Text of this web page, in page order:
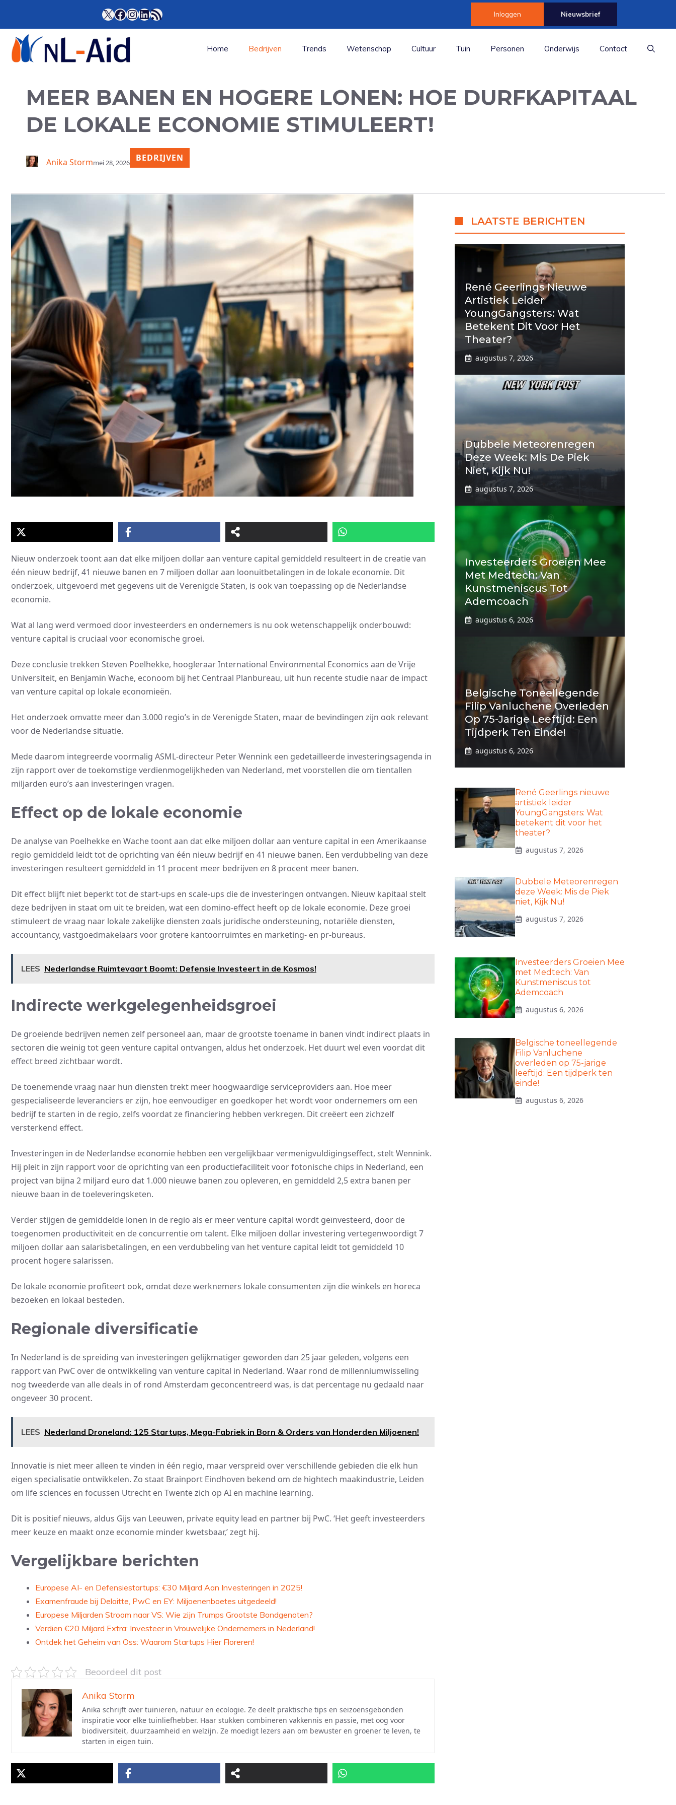
inhoud
X Facebook
Instagram
LinkedIn
RSS Feed Inloggen Nieuwsbrief
Home Bedrijven Trends Wetenschap Cultuur Tuin Personen Onderwijs Contact
MEER BANEN EN HOGERE LONEN: HOE DURFKAPITAAL
DE LOKALE ECONOMIE STIMULEERT!
Anika Stormmei 28, 2026 BEDRIJVEN
Nieuw onderzoek toont aan dat elke miljoen dollar aan venture capital gemiddeld resulteert in de creatie van
één nieuw bedrijf, 41 nieuwe banen en 7 miljoen dollar aan loonuitbetalingen in de lokale economie. Dit
onderzoek, uitgevoerd met gegevens uit de Verenigde Staten, is ook van toepassing op de Nederlandse
economie.
Wat al lang werd vermoed door investeerders en ondernemers is nu ook wetenschappelijk onderbouwd:
venture capital is cruciaal voor economische groei.
Deze conclusie trekken Steven Poelhekke, hoogleraar International Environmental Economics aan de Vrije
Universiteit, en Benjamin Wache, econoom bij het Centraal Planbureau, uit hun recente studie naar de impact
van venture capital op lokale economieën.
Het onderzoek omvatte meer dan 3.000 regio’s in de Verenigde Staten, maar de bevindingen zijn ook relevant
voor de Nederlandse situatie.
Mede daarom integreerde voormalig ASML-directeur Peter Wennink een gedetailleerde investeringsagenda in
zijn rapport over de toekomstige verdienmogelijkheden van Nederland, met voorstellen die om tientallen
miljarden euro’s aan investeringen vragen.
Effect op de lokale economie
De analyse van Poelhekke en Wache toont aan dat elke miljoen dollar aan venture capital in een Amerikaanse
regio gemiddeld leidt tot de oprichting van één nieuw bedrijf en 41 nieuwe banen. Een verdubbeling van deze
investeringen resulteert gemiddeld in 11 procent meer bedrijven en 8 procent meer banen.
Dit effect blijft niet beperkt tot de start-ups en scale-ups die de investeringen ontvangen. Nieuw kapitaal stelt
deze bedrijven in staat om uit te breiden, wat een domino-effect heeft op de lokale economie. Deze groei
stimuleert de vraag naar lokale zakelijke diensten zoals juridische ondersteuning, notariële diensten,
accountancy, vastgoedmakelaars voor grotere kantoorruimtes en marketing- en pr-bureaus.
LEES Nederlandse Ruimtevaart Boomt: Defensie Investeert in de Kosmos!
Indirecte werkgelegenheidsgroei
De groeiende bedrijven nemen zelf personeel aan, maar de grootste toename in banen vindt indirect plaats in
sectoren die weinig tot geen venture capital ontvangen, aldus het onderzoek. Het duurt wel even voordat dit
effect breed zichtbaar wordt.
De toenemende vraag naar hun diensten trekt meer hoogwaardige serviceproviders aan. Hoe meer
gespecialiseerde leveranciers er zijn, hoe eenvoudiger en goedkoper het wordt voor ondernemers om een
bedrijf te starten in de regio, zelfs voordat ze financiering hebben verkregen. Dit creëert een zichzelf
versterkend effect.
Investeringen in de Nederlandse economie hebben een vergelijkbaar vermenigvuldigingseffect, stelt Wennink.
Hij pleit in zijn rapport voor de oprichting van een productiefaciliteit voor fotonische chips in Nederland, een
project van bijna 2 miljard euro dat 1.000 nieuwe banen zou opleveren, en gemiddeld 2,5 extra banen per
nieuwe baan in de toeleveringsketen.
Verder stijgen de gemiddelde lonen in de regio als er meer venture capital wordt geïnvesteerd, door de
toegenomen productiviteit en de concurrentie om talent. Elke miljoen dollar investering vertegenwoordigt 7
miljoen dollar aan salarisbetalingen, en een verdubbeling van het venture capital leidt tot gemiddeld 10
procent hogere salarissen.
De lokale economie profiteert ook, omdat deze werknemers lokale consumenten zijn die winkels en horeca
bezoeken en lokaal besteden.
Regionale diversificatie
In Nederland is de spreiding van investeringen gelijkmatiger geworden dan 25 jaar geleden, volgens een
rapport van PwC over de ontwikkeling van venture capital in Nederland. Waar rond de millenniumwisseling
nog tweederde van alle deals in of rond Amsterdam geconcentreerd was, is dat percentage nu gedaald naar
ongeveer 30 procent.
LEES Nederland Droneland: 125 Startups, Mega-Fabriek in Born & Orders van Honderden Miljoenen!
Innovatie is niet meer alleen te vinden in één regio, maar verspreid over verschillende gebieden die elk hun
eigen specialisatie ontwikkelen. Zo staat Brainport Eindhoven bekend om de hightech maakindustrie, Leiden
om life sciences en focussen Utrecht en Twente zich op AI en machine learning.
Dit is positief nieuws, aldus Gijs van Leeuwen, private equity lead en partner bij PwC. ‘Het geeft investeerders
meer keuze en maakt onze economie minder kwetsbaar,’ zegt hij.
Vergelijkbare berichten
Europese AI- en Defensiestartups: €30 Miljard Aan Investeringen in 2025!
Examenfraude bij Deloitte, PwC en EY: Miljoenenboetes uitgedeeld!
Europese Miljarden Stroom naar VS: Wie zijn Trumps Grootste Bondgenoten?
Verdien €20 Miljard Extra: Investeer in Vrouwelijke Ondernemers in Nederland!
Ontdek het Geheim van Oss: Waarom Startups Hier Floreren!
Beoordeel dit post
Anika Storm
Anika schrijft over tuinieren, natuur en ecologie. Ze deelt praktische tips en seizoensgebonden
inspiratie voor elke tuinliefhebber. Haar stukken combineren vakkennis en passie, met oog voor
biodiversiteit, duurzaamheid en welzijn. Ze moedigt lezers aan om bewuster en groener te leven, te
starten in eigen tuin.
LAATSTE BERICHTEN
René Geerlings Nieuwe
Artistiek Leider
YoungGangsters: Wat
Betekent Dit Voor Het
Theater?
augustus 7, 2026
Dubbele Meteorenregen
Deze Week: Mis De Piek
Niet, Kijk Nu!
augustus 7, 2026
Investeerders Groeien Mee
Met Medtech: Van
Kunstmeniscus Tot
Ademcoach
augustus 6, 2026
Belgische Toneellegende
Filip Vanluchene Overleden
Op 75-Jarige Leeftijd: Een
Tijdperk Ten Einde!
augustus 6, 2026
René Geerlings nieuwe
artistiek leider
YoungGangsters: Wat
betekent dit voor het
theater?
augustus 7, 2026
Dubbele Meteorenregen
deze Week: Mis de Piek
niet, Kijk Nu!
augustus 7, 2026
Investeerders Groeien Mee
met Medtech: Van
Kunstmeniscus tot
Ademcoach
augustus 6, 2026
Belgische toneellegende
Filip Vanluchene
overleden op 75-jarige
leeftijd: Een tijdperk ten
einde!
augustus 6, 2026